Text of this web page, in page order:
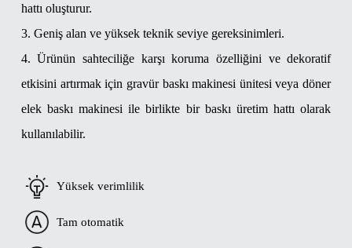
hattı oluşturur.
3. Geniş alan ve yüksek teknik seviye gereksinimleri.
4. Ürünün sahteciliğe karşı koruma özelliğini ve dekoratif
etkisini artırmak için gravür baskı makinesi ünitesi veya döner
elek baskı makinesi ile birlikte bir baskı üretim hattı olarak
kullanılabilir.
Yüksek verimlilik
Tam otomatik